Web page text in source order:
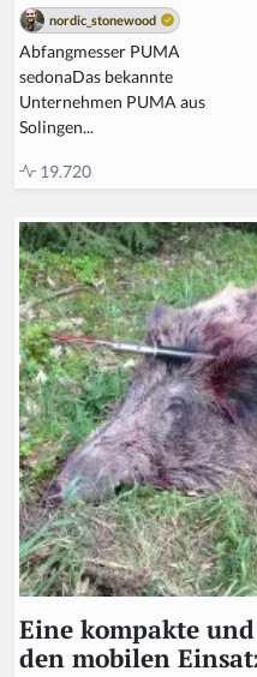
nordic_stonewood
Abfangmesser PUMA
sedonaDas bekannte
Unternehmen PUMA aus
Solingen...
19.720
Eine kompakte
den mobilen